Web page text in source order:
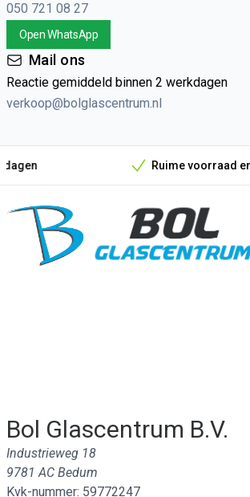
050 721 08 27
Open WhatsApp
Mail ons
Reactie gemiddeld binnen 2 werkdagen
verkoop@bolglascentrum.nl
Onze unieke
Ruime voorraad enkelglas
Bol Glascentrum B.V.
Industrieweg 18
9781 AC Bedum
Kvk-nummer: 59772247